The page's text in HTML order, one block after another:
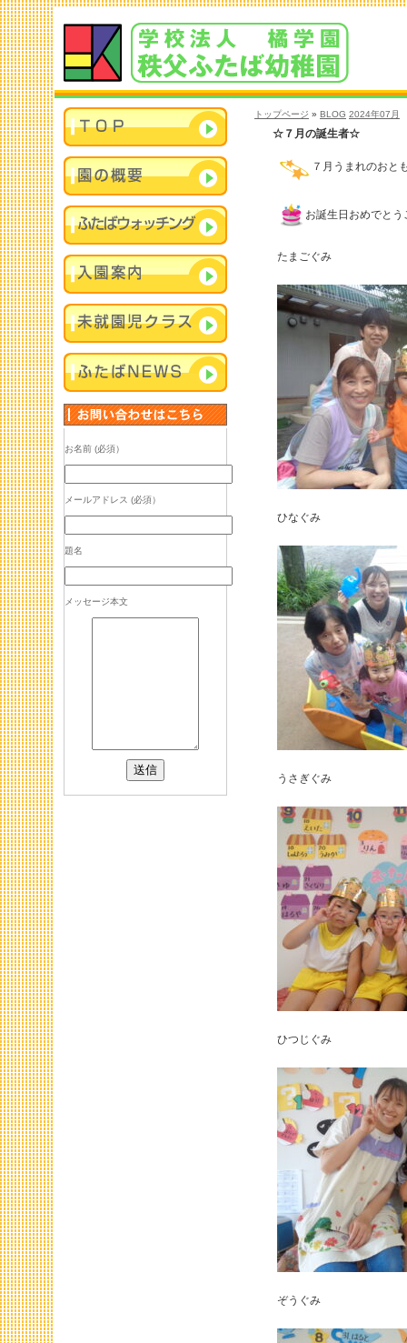
トップページ » BLOG 2024年07月
☆７月の誕生者☆
７月うまれのおと
お誕生日おめでとう
たまごぐみ
ひなぐみ
うさぎぐみ
ひつじぐみ
ぞうぐみ
お名前 (必須）
メールアドレス (必須）
題名
メッセージ本文